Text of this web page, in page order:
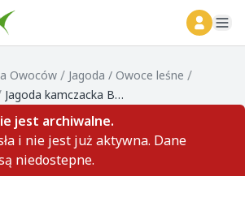
Owoców / Jagoda / Owoce leśne /
Jagoda kamczacka BIO. Owoce myte, zamrożone w standardzie IQF (owoce nie są zbrylone, sypkie). Produkt jest jednorodny pochodzący z jednej plantacji
jest archiwalne.
i nie jest już aktywna. Dane
niedostepne.